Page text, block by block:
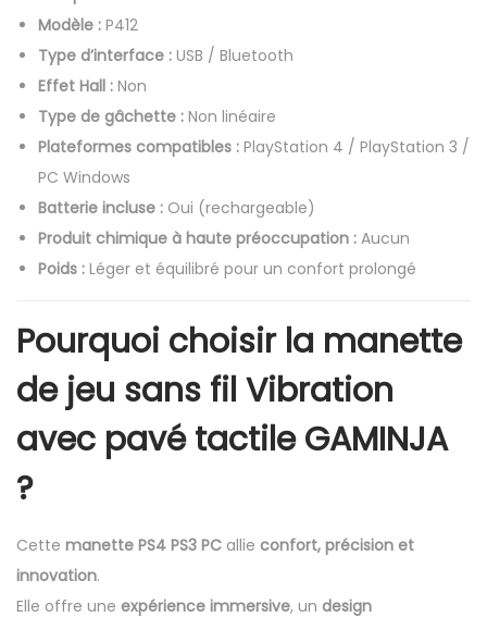
Modèle : P412
Type d’interface : USB / Bluetooth
Effet Hall : Non
Type de gâchette : Non linéaire
Plateformes compatibles : PlayStation 4 / PlayStation 3 /
PC Windows
Batterie incluse : Oui (rechargeable)
Produit chimique à haute préoccupation : Aucun
Poids : Léger et équilibré pour un confort prolongé
Pourquoi choisir la manette
de jeu sans fil Vibration
avec pavé tactile GAMINJA
?
Cette manette PS4 PS3 PC allie confort, précision et
innovation.
Elle offre une expérience immersive, un design